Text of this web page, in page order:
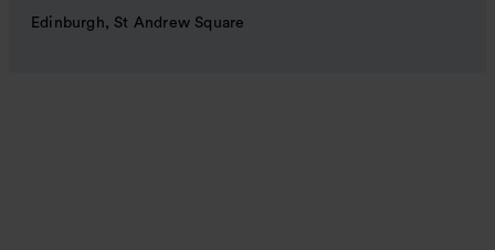
Edinburgh, St Andrew Square